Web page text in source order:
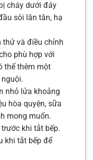
cháy dưới đáy
sôi lăn tăn, hạ
thử và điều chỉnh
phù hợp với
thể thêm một
nhỏ lửa khoảng
hòa quyện, sữa
mong muốn.
khi tắt bếp.
khi tắt bếp để